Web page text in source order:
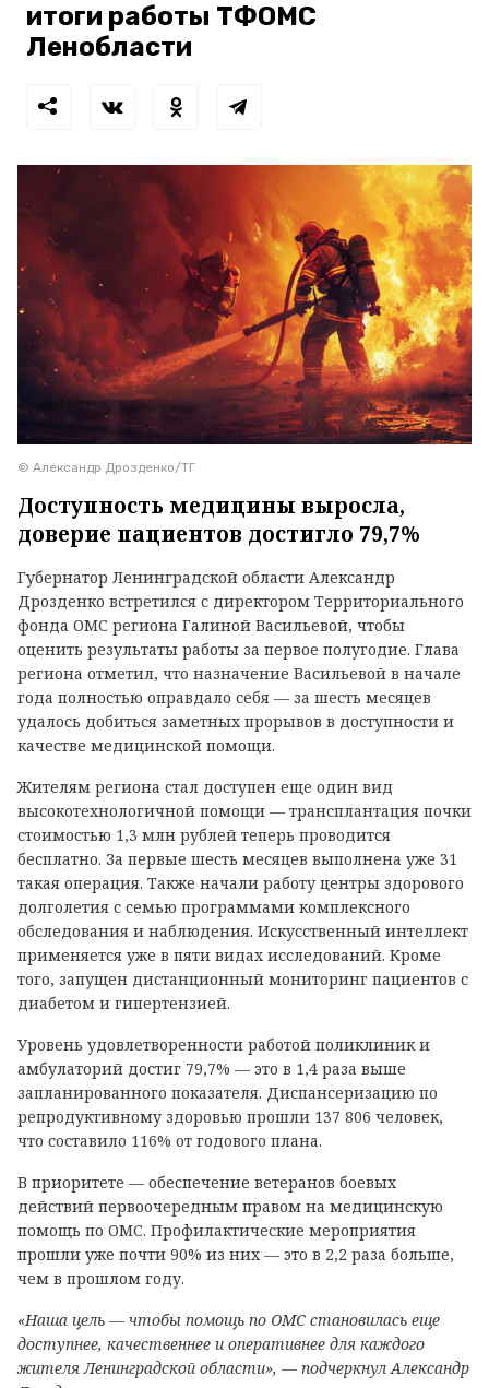
итоги работы ТФОМС
Ленобласти
© Александр Дрозденко/ТГ
Доступность медицины выросла,
доверие пациентов достигло 79,7%
Губернатор Ленинградской области Александр
Дрозденко встретился с директором Территориального
фонда ОМС региона Галиной Васильевой, чтобы
оценить результаты работы за первое полугодие. Глава
региона отметил, что назначение Васильевой в начале
года полностью оправдало себя — за шесть месяцев
удалось добиться заметных прорывов в доступности и
качестве медицинской помощи.
Жителям региона стал доступен еще один вид
высокотехнологичной помощи — трансплантация почки
стоимостью 1,3 млн рублей теперь проводится
бесплатно. За первые шесть месяцев выполнена уже 31
такая операция. Также начали работу центры здорового
долголетия с семью программами комплексного
обследования и наблюдения. Искусственный интеллект
применяется уже в пяти видах исследований. Кроме
того, запущен дистанционный мониторинг пациентов с
диабетом и гипертензией.
Уровень удовлетворенности работой поликлиник и
амбулаторий достиг 79,7% — это в 1,4 раза выше
запланированного показателя. Диспансеризацию по
репродуктивному здоровью прошли 137 806 человек,
что составило 116% от годового плана.
В приоритете — обеспечение ветеранов боевых
действий первоочередным правом на медицинскую
помощь по ОМС. Профилактические мероприятия
прошли уже почти 90% из них — это в 2,2 раза больше,
чем в прошлом году.
«Наша цель — чтобы помощь по ОМС становилась еще
доступнее, качественнее и оперативнее для каждого
жителя Ленинградской области», — подчеркнул Александр